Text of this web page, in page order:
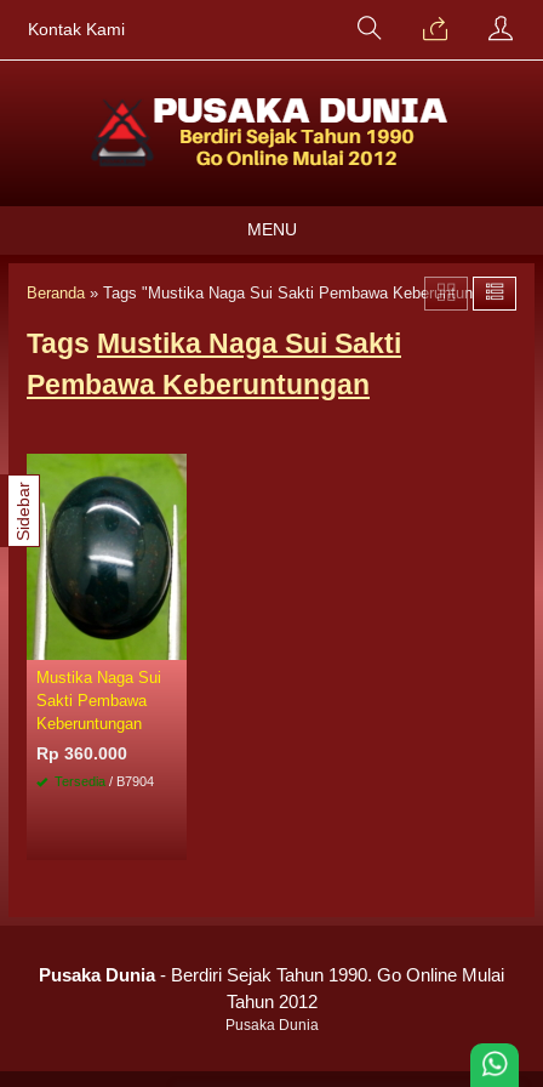
Kontak Kami
MENU
Beranda» Tags "Mustika Naga Sui Sakti Pembawa Keberuntungan"
Tags Mustika Naga Sui Sakti
Pembawa Keberuntungan
Mustika Naga Sui
Sakti Pembawa
Keberuntungan
Rp 360.000
Tersedia / B7904
Sidebar
Pusaka Dunia- Berdiri Sejak Tahun 1990. Go Online Mulai
Tahun 2012
Pusaka Dunia